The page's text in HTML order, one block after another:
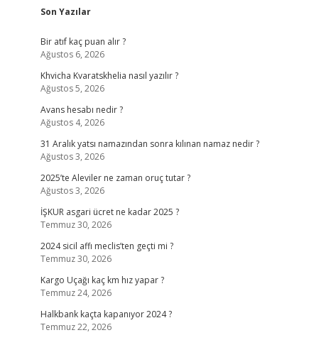
Sidebar
Son Yazılar
Bir atıf kaç puan alır ?
Ağustos 6, 2026
Khvicha Kvaratskhelia nasıl yazılır ?
Ağustos 5, 2026
Avans hesabı nedir ?
Ağustos 4, 2026
31 Aralık yatsı namazından sonra kılınan namaz nedir ?
Ağustos 3, 2026
2025’te Aleviler ne zaman oruç tutar ?
Ağustos 3, 2026
İŞKUR asgari ücret ne kadar 2025 ?
Temmuz 30, 2026
2024 sicil affı meclis’ten geçti mi ?
Temmuz 30, 2026
Kargo Uçağı kaç km hız yapar ?
Temmuz 24, 2026
Halkbank kaçta kapanıyor 2024 ?
Temmuz 22, 2026